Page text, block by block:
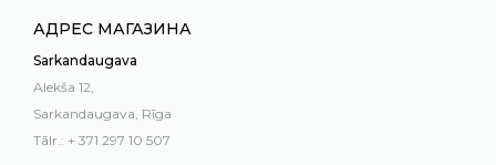
АДРЕС МАГАЗИНА
Sarkandaugava
Alekša 12,
Sarkandaugava, Rīga
Tālr.: + 371 297 10 507